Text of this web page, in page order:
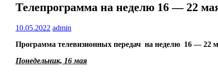
Телепрограмма на неделю 16 — 22
10.05.2022 admin
Программа телевизионных передач на неделю 16 — 22
Понедельник, 16 мая